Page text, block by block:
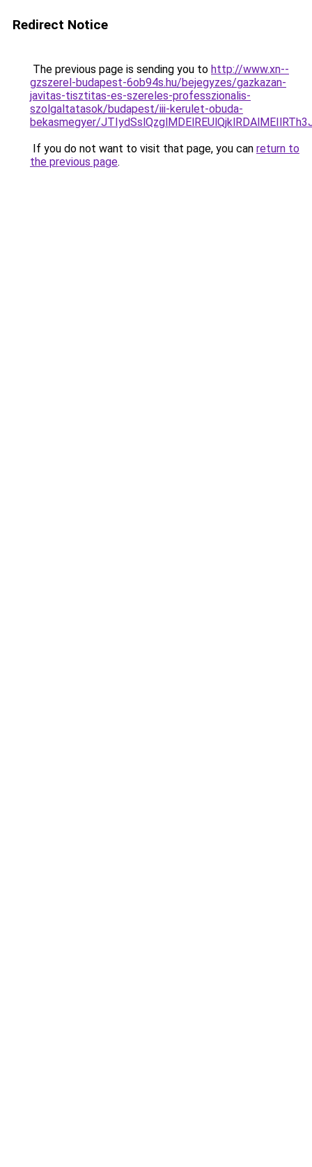
Redirect Notice
The previous page is sending you to http://www.xn--
gzszerel-budapest-6ob94s.hu/bejegyzes/gazkazan-
javitas-tisztitas-es-szereles-professzionalis-
szolgaltatasok/budapest/iii-kerulet-obuda-
bekasmegyer/
If you do not want to visit that page, you can return to
the previous page.